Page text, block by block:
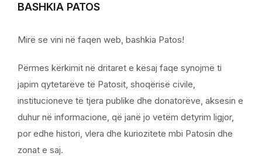
BASHKIA PATOS
Mirë se vini në faqen web, bashkia Patos!
Përmes kërkimit në dritaret e kësaj faqe synojmë ti
japim qytetarëve të Patosit, shoqërisë civile,
institucioneve të tjera publike dhe donatorëve, aksesin e
duhur në informacione, që janë jo vetëm detyrim ligjor,
por edhe histori, vlera dhe kuriozitete mbi Patosin dhe
zonat e saj.